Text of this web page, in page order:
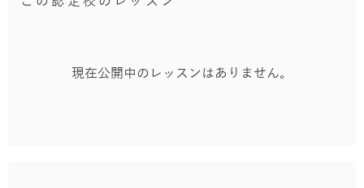
現在公開中のレッスンはありません。